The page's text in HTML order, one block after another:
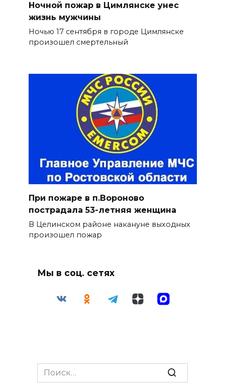
Ночной пожар в Цимлянске унес
жизнь мужчины
Ночью 17 сентября в городе Цимлянске
произошел смертельный
При пожаре в п.Вороново
пострадала 53-летняя женщина
В Целинском районе накануне выходных
произошел пожар
Мы в соц. сетях
Search
for: